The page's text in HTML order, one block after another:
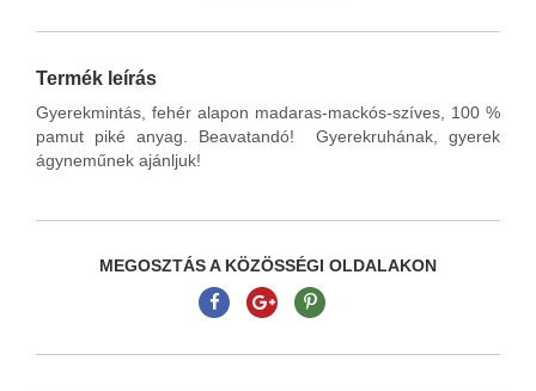
Termék leírás
Gyerekmintás, fehér alapon madaras-mackós-szíves, 100 %
pamut piké anyag. Beavatandó! Gyerekruhának, gyerek
ágyneműnek ajánljuk!
MEGOSZTÁS A KÖZÖSSÉGI OLDALAKON